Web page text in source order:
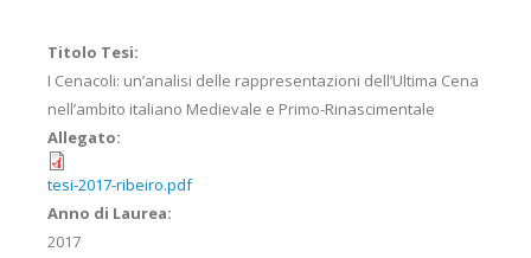
Titolo Tesi:
I Cenacoli: un’analisi delle rappresentazioni dell’Ultima Cena
nell’ambito italiano Medievale e Primo-Rinascimentale
Allegato:
tesi-2017-ribeiro.pdf
Anno di Laurea:
2017